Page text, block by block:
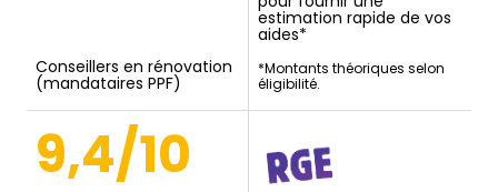
Conseillers en rénovation
(mandataires PPF)
estimation rapide de vos
aides*
*Montants théoriques selon
éligibilité.
9,4/10